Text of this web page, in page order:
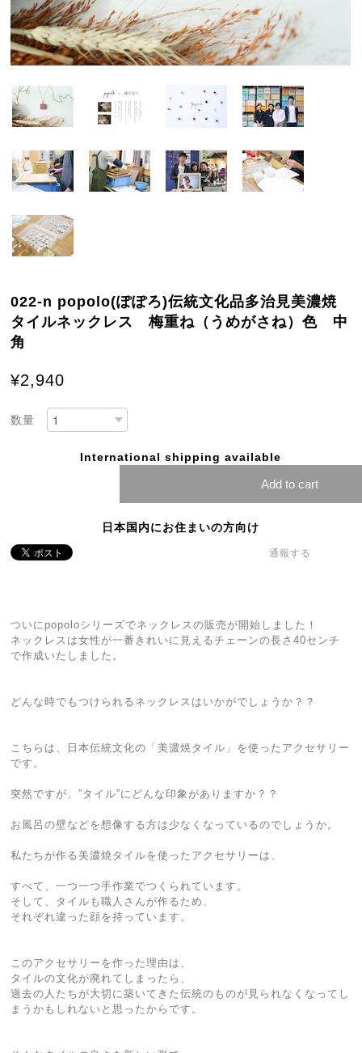
022-n popolo(ぽぽろ)伝統文化品多治見美濃焼
タイルネックレス 梅重ね（うめがさね）色 中
角
¥2,940
数量
International shipping available
Add to cart
日本国内にお住まいの方向け
通報する
ついにpopoloシリーズでネックレスの販売が開始しました！
ネックレスは女性が一番きれいに見えるチェーンの長さ40センチ
で作成いたしました。
どんな時でもつけられるネックレスはいかがでしょうか？？
こちらは、日本伝統文化の「美濃焼タイル」を使ったアクセサリー
です。
突然ですが、”タイル”にどんな印象がありますか？？
お風呂の壁などを想像する方は少なくなっているのでしょうか。
私たちが作る美濃焼タイルを使ったアクセサリーは、
すべて、一つ一つ手作業でつくられています。
そして、タイルも職人さんが作るため、
それぞれ違った顔を持っています。
このアクセサリーを作った理由は、
タイルの文化が廃れてしまったら、
過去の人たちが大切に築いてきた伝統のものが見られなくなってし
まうかもしれないと思ったからです。